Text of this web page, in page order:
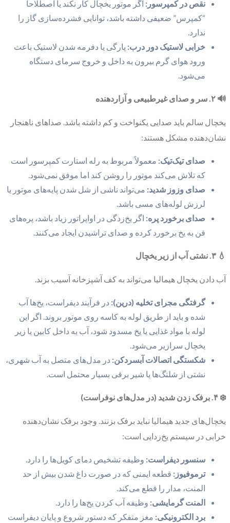
نقص در کمپرسور: اگر موتور یخچال کار نکند یا اصطلاحاً
“کمپرس” ضعیفی داشته باشد، توانایی فشرده‌سازی گاز را
ندارد.
خرابی لاستیک دور درب: پارگی یا دفرمه شدن لاستیک باعث
ورود هوای گرم بیرون به داخل و خروج سرمای دستگاه
می‌شود.
🔊 ۲. سر و صدای غیرطبیعی و آزاردهنده
یخچال سالم باید صدایی یکنواخت و کم داشته باشد. صداهای ناهنجار
نشان‌دهنده مشکل هستند:
صدای تیک‌تیک: معمولاً مربوط به رله استارت کمپرسور است
که تلاش می‌کند موتور را روشن کند اما موفق نمی‌شود.
صدای وزوز شدید: می‌تواند ناشی از شل شدن پایه‌های موتور یا
لرزش لوله‌های مسی باشد.
صدای برخورد پره: اگر یخ‌زدگی در اواپراتور زیاد باشد، پره‌های
فن به یخ برخورد کرده و صدای تراشیدن ایجاد می‌کنند.
💧 ۳. نشتی آب از زیر یخچال
آب دادن یخچال هیمالیا می‌تواند به کف آشپزخانه آسیب بزند.
گرفتگی مجرای تخلیه (درین): در فرآیند دیفراست، یخ‌ها آب
شده و باید از طریق لوله به کاسه روی موتور بروند. اگر این
لوله با مواد غذایی یا یخ مسدود شود، آب به داخل کابین یا زیر
یخچال سرازیر می‌شود.
شکستگی اتصالات آبسردکن: در مدل‌های متصل به آب شهری،
نشتی از شلنگ‌ها یا شیر برقی بسیار محتمل است.
❄️ ۴. برفک زدن شدید (در مدل‌های نوفراست)
یخچال‌های جدید هیمالیا نباید برفک بزنند. وجود برفک نشان‌دهنده
خرابی در سیستم یخ‌زدایی است:
سنسور دیفراست: وظیفه تشخیص دمای کویل‌ها را دارد.
ترموفیوز: قطعه ایمنی که در صورت داغ شدن بیش از حد
المنت، مدار را قطع می‌کند.
المنت گرمایشی: وظیفه آب کردن یخ‌ها را دارد.
برد الکترونیکی: مغز متفکر که دستور شروع و پایان دیفراست